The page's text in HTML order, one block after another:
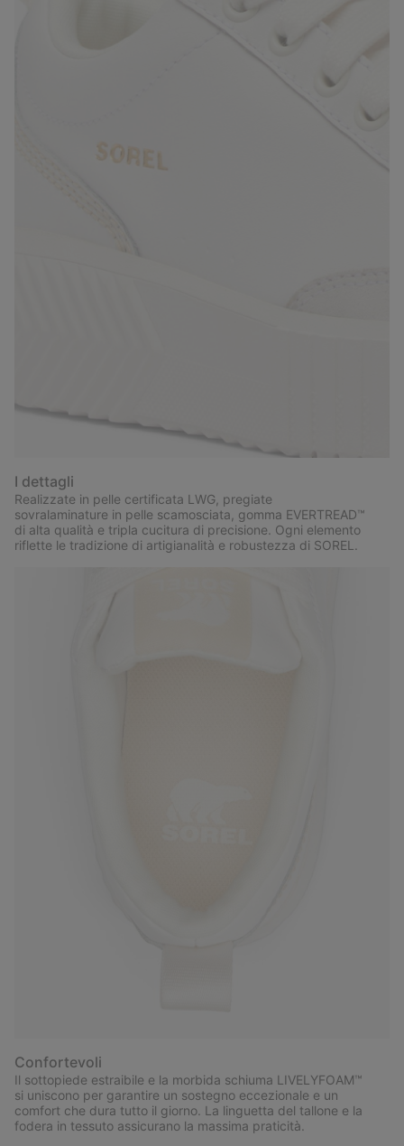
I dettagli
Realizzate in pelle certificata LWG, pregiate
sovralaminature in pelle scamosciata, gomma EVERTREAD™
di alta qualità e tripla cucitura di precisione. Ogni elemento
riflette le tradizione di artigianalità e robustezza di SOREL.
Confortevoli
Il sottopiede estraibile e la morbida schiuma LIVELYFOAM™
si uniscono per garantire un sostegno eccezionale e un
comfort che dura tutto il giorno. La linguetta del tallone e la
fodera in tessuto assicurano la massima praticità.